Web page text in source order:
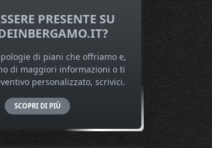
PRESENTE SU
di piani che offriamo e,
di maggiori informazioni o ti
personalizzato, scrivici.
SCOPRI DI PIÙ